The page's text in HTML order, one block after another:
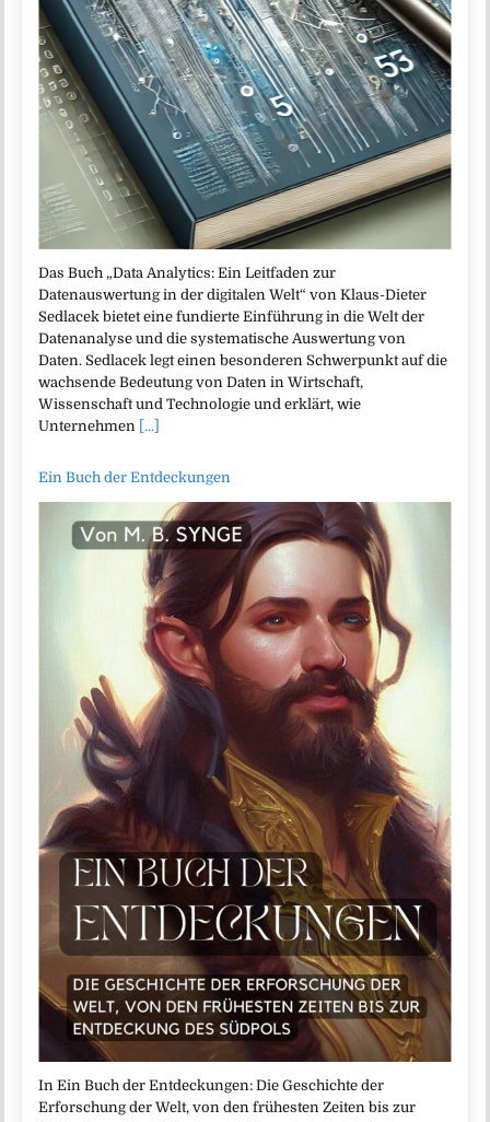
Das Buch „Data Analytics: Ein Leitfaden zur
Datenauswertung in der digitalen Welt“ von Klaus-Dieter
Sedlacek bietet eine fundierte Einführung in die Welt der
Datenanalyse und die systematische Auswertung von
Daten. Sedlacek legt einen besonderen Schwerpunkt auf die
wachsende Bedeutung von Daten in Wirtschaft,
Wissenschaft und Technologie und erklärt, wie
Unternehmen [...]
Ein Buch der Entdeckungen
In Ein Buch der Entdeckungen: Die Geschichte der
Erforschung der Welt, von den frühesten Zeiten bis zur